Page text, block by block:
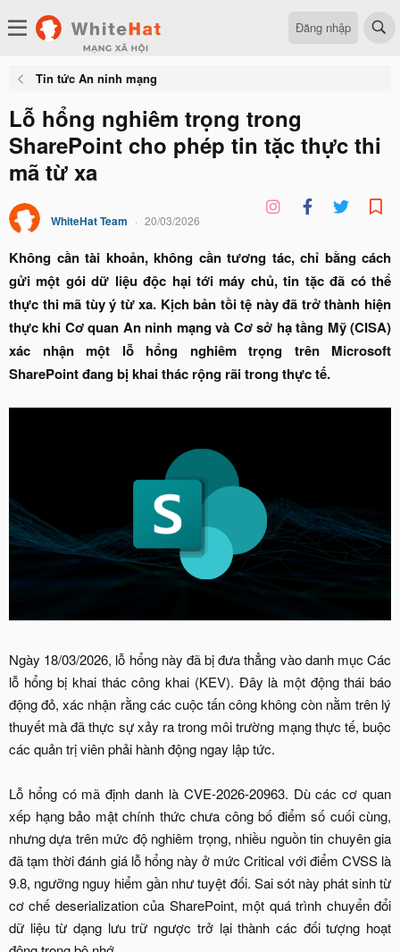
Đăng nhập
Tin tức An ninh mạng
Lỗ hổng nghiêm trọng trong
SharePoint cho phép tin tặc thực thi
mã từ xa
WhiteHat Team 20/03/2026
Không cần tài khoản, không cần tương tác, chỉ bằng cách
gửi một gói dữ liệu độc hại tới máy chủ, tin tặc đã có thể
thực thi mã tùy ý từ xa. Kịch bản tồi tệ này đã trở thành hiện
thực khi Cơ quan An ninh mạng và Cơ sở hạ tầng Mỹ (CISA)
xác nhận một lỗ hổng nghiêm trọng trên Microsoft
SharePoint đang bị khai thác rộng rãi trong thực tế.
Ngày 18/03/2026, lỗ hổng này đã bị đưa thẳng vào danh mục Các
lỗ hổng bị khai thác công khai (KEV). Đây là một động thái báo
động đỏ, xác nhận rằng các cuộc tấn công không còn nằm trên lý
thuyết mà đã thực sự xảy ra trong môi trường mạng thực tế, buộc
các quản trị viên phải hành động ngay lập tức.
Lỗ hổng có mã định danh là CVE-2026-20963. Dù các cơ quan
xếp hạng bảo mật chính thức chưa công bố điểm số cuối cùng,
nhưng dựa trên mức độ nghiêm trọng, nhiều nguồn tin chuyên gia
đã tạm thời đánh giá lỗ hổng này ở mức Critical với điểm CVSS là
9.8, ngưỡng nguy hiểm gần như tuyệt đối. Sai sót này phát sinh từ
cơ chế deserialization của SharePoint, một quá trình chuyển đổi
dữ liệu từ dạng lưu trữ ngược trở lại thành các đối tượng hoạt